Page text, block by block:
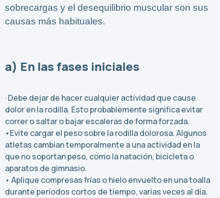
sobrecargas y el desequilibrio muscular son sus
causas más habituales.
a) En las fases iniciales
· Debe dejar de hacer cualquier actividad que cause
dolor en la rodilla. Esto probablemente significa evitar
correr o saltar o bajar escaleras de forma forzada.
•Evite cargar el peso sobre la rodilla dolorosa. Algunos
atletas cambian temporalmente a una actividad en la
que no soportan peso, como la natación, bicicleta o
aparatos de gimnasio.
• Aplique compresas frías o hielo envuelto en una toalla
durante períodos cortos de tiempo, varias veces al día.